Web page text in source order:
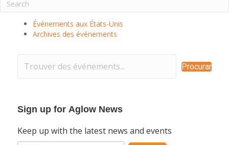
Événements aux États-Unis
Archives des événements
Procurar
Sign up for Aglow News
Keep up with the latest news and events